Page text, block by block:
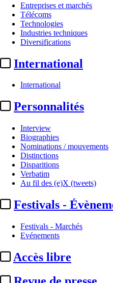
Entreprises et marchés
Télécoms
Technologies
Industries techniques
Diversifications
International
International
Personnalités
Interview
Biographies
Nominations / mouvements
Distinctions
Disparitions
Verbatim
Au fil des (e)X (tweets)
Festivals -
Festivals - Marchés
Evénements
Accès libre
Cannes 2026 /
Reymond